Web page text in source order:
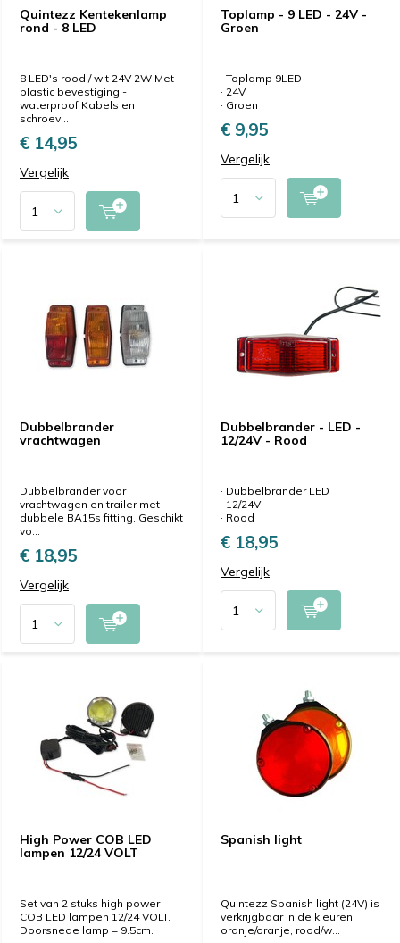
Quintezz Kentekenlamp
rond - 8 LED
8 LED's rood / wit 24V 2W Met
plastic bevestiging -
waterproof Kabels en
schroev...
€ 14,95
Vergelijk
Toplamp - 9 LED - 24V -
Groen
· Toplamp 9LED
· 24V
· Groen
€ 9,95
Vergelijk
Dubbelbrander
vrachtwagen
Dubbelbrander voor
vrachtwagen en trailer met
dubbele BA15s fitting. Geschikt
vo...
€ 18,95
Vergelijk
Dubbelbrander - LED -
12/24V - Rood
· Dubbelbrander LED
· 12/24V
· Rood
€ 18,95
Vergelijk
High Power COB LED
lampen 12/24 VOLT
Set van 2 stuks high power
COB LED lampen 12/24 VOLT.
Doorsnede lamp = 9.5cm.
Spanish light
Quintezz Spanish light (24V) is
verkrijgbaar in de kleuren
oranje/oranje, rood/w...